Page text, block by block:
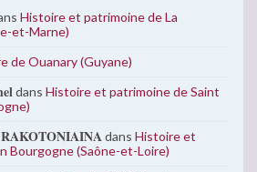
Histoire et patrimoine de La
et-Marne)
de Ouanary (Guyane)
dans Histoire et patrimoine de Saint
dans Histoire et
Bourgogne (Saône-et-Loire)